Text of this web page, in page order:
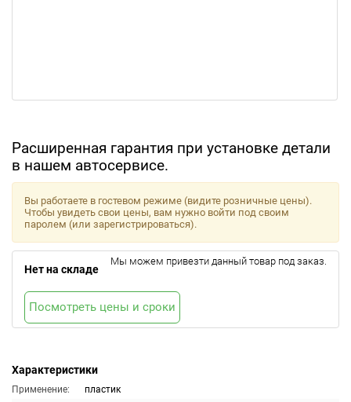
Расширенная гарантия при установке детали
в нашем автосервисе.
Характеристики
Применение:
пластик
Вы работаете в гостевом режиме (видите розничные цены).
Чтобы увидеть свои цены, вам нужно войти под своим
паролем (или зарегистрироваться).
Нет на складе
Мы можем привезти данный товар под заказ.
Посмотреть цены и сроки